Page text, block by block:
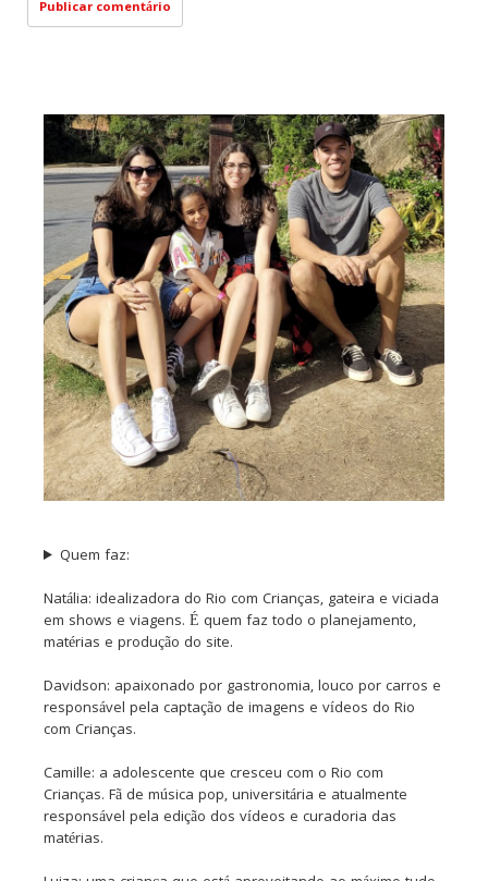
Quem faz:
Natália: idealizadora do Rio com Crianças, gateira e viciada
em shows e viagens. É quem faz todo o planejamento,
matérias e produção do site.
Davidson: apaixonado por gastronomia, louco por carros e
responsável pela captação de imagens e vídeos do Rio
com Crianças.
Camille: a adolescente que cresceu com o Rio com
Crianças. Fã de música pop, universitária e atualmente
responsável pela edição dos vídeos e curadoria das
matérias.